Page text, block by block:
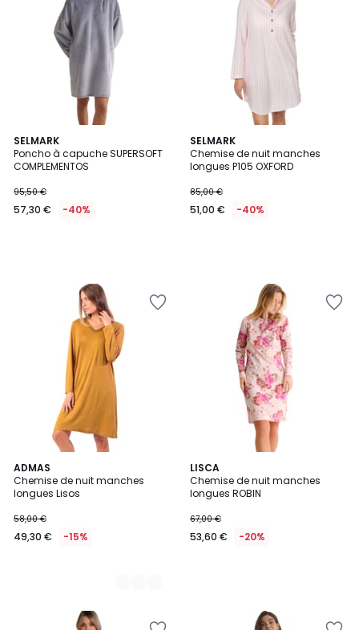
SELMARK
Poncho à capuche SUPERSOFT
COMPLEMENTOS
95,50 €
57,30 € -40%
SELMARK
Chemise de nuit manches
longues P105 OXFORD
85,00 €
51,00 € -40%
ADMAS
Chemise de nuit manches
longues Lisos
58,00 €
49,30 € -15%
2
Couleurs
LISCA
Chemise de nuit manches
longues ROBIN
67,00 €
53,60 € -20%